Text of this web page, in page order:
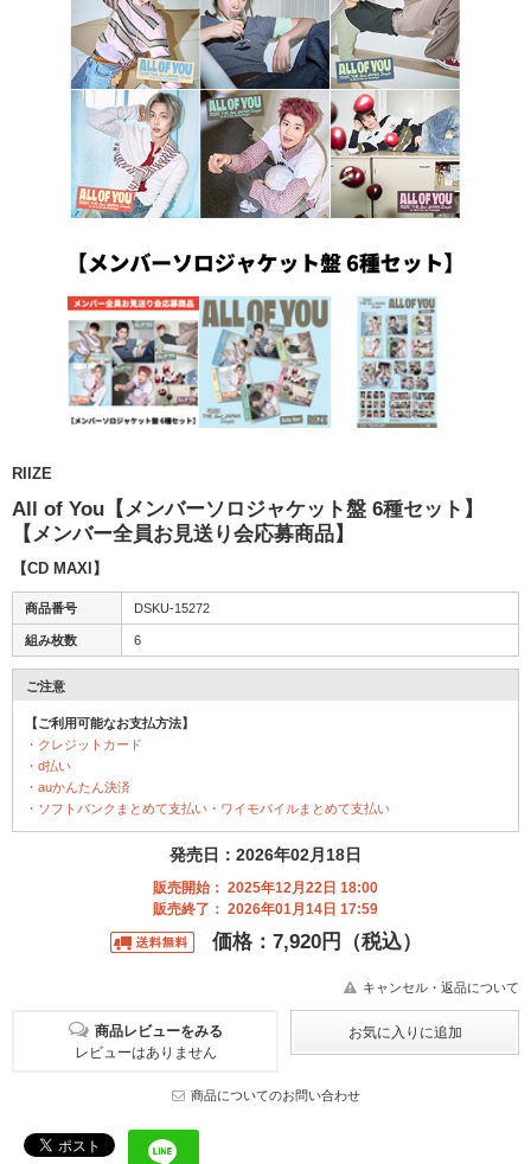
RIIZE
All of You【メンバーソロジャケット盤 6種セット】
【メンバー全員お見送り会応募商品】
【CD MAXI】
商品番号 DSKU-15272
組み枚数 6
ご注意
【ご利用可能なお支払方法】
・クレジットカード
・d払い
・auかんたん決済
・ソフトバンクまとめて支払い・ワイモバイルまとめて支払い
発売日：2026年02月18日
販売開始： 2025年12月22日 18:00
販売終了： 2026年01月14日 17:59
価格：7,920円（税込）
キャンセル・返品について
商品レビューをみる
レビューはありません
商品についてのお問い合わせ